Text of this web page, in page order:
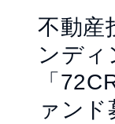
不動産
ンディ
「
ァン